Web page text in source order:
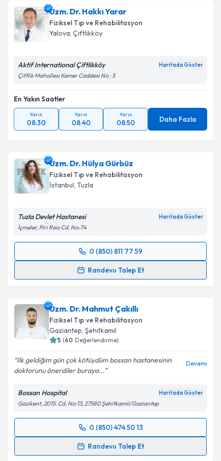
Uzm. Dr. Hakkı Yarar
Fiziksel Tıp ve Rehabilitasyon
Yalova, Çiftlikköy
Aktif International Çiftlikköy Haritada Göster
Çiftlik Mahallesi Kemer Caddesi No : 5
En Yakın Saatler
Yarın
08:30
Yarın
08:40
Yarın
08:50 Daha Fazla
Uzm. Dr. Hülya Gürbüz
Fiziksel Tıp ve Rehabilitasyon
İstanbul, Tuzla
Tuzla Devlet Hastanesi Haritada Göster
İçmeler, Piri Reis Cd. No:74
0 (850) 811 77 59
Randevu Talep Et
Randevu Takvimi Talebi
takvim hazırlandığında e-posta ile bilgilendireceğiz.
E-posta Adresiniz
Kişisel verilerimin işlenmesine ilişkin
kapsamda işlenmesini kabul ediyorum.
Takvim Talebini Gönder
Uzm. Dr. Mahmut Çakıllı
Fiziksel Tıp ve Rehabilitasyon
Gaziantep, Şehitkamil
5 (60 Değerlendirme)
Ilk geldiğim gün çok kötüydüm bossan hastanesinin
doktorunu önerdiler buraya...
Devamı
Bossan Hospital Haritada Göster
Gazikent, 2015. Cd. No:13, 27580 Şehitkamil/Gaziantep
0 (850) 474 50 13
Randevu Talep Et
Randevu Takvimi Talebi